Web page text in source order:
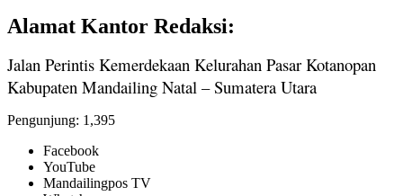
Alamat Kantor Redaksi:
Jalan Perintis Kemerdekaan Kelurahan Pasar Kotanopan
Kabupaten Mandailing Natal – Sumatera Utara
Pengunjung: 1,395
Facebook
YouTube
Mandailingpos TV